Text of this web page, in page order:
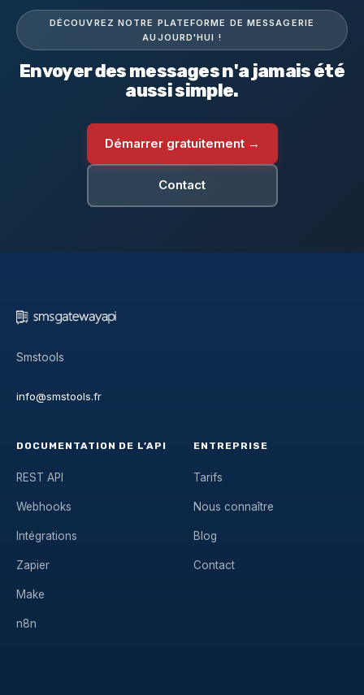
DÉCOUVREZ NOTRE PLATEFORME DE MESSAGERIE
AUJOURD'HUI !
Envoyer des messages n'a jamais été
aussi simple.
Démarrer gratuitement →
Contact
Smstools
info@smstools.fr
DOCUMENTATION DE L’API
REST API
Webhooks
Intégrations
Zapier
Make
n8n
ENTREPRISE
Tarifs
Nous connaître
Blog
Contact